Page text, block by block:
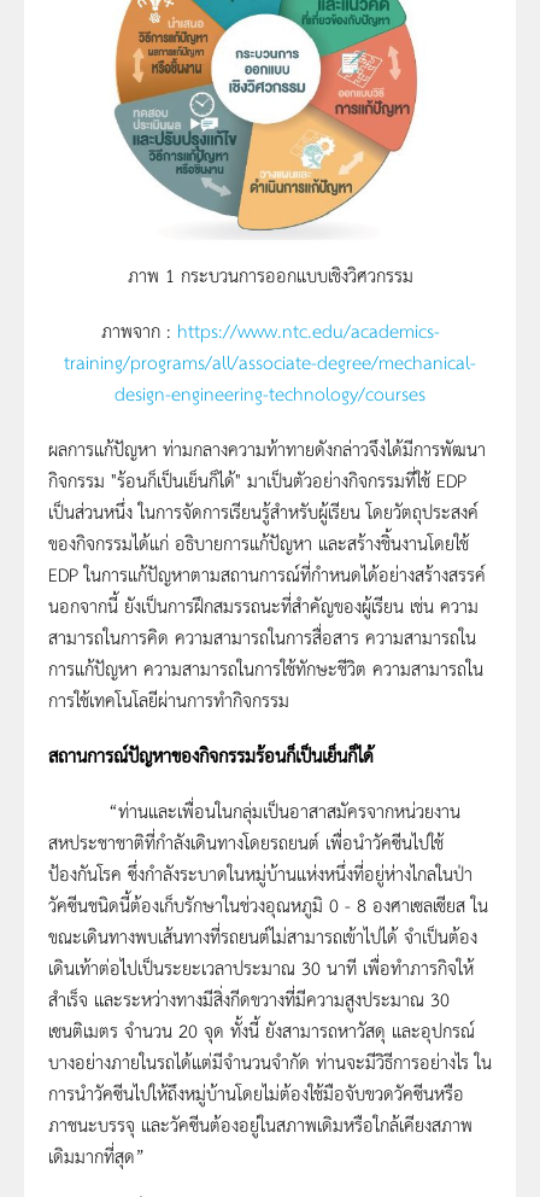
ภาพ 1 กระบวนการออกแบบเชิงวิศวกรรม
ภาพจาก : https://www.ntc.edu/academics-
training/programs/all/associate-degree/mechanical-
design-engineering-technology/courses
ผลการแก้ปัญหา ท่ามกลางความท้าทายดังกล่าวจึงได้มีการพัฒนา
กิจกรรม "ร้อนก็เป็นเย็นก็ได้" มาเป็นตัวอย่างกิจกรรมที่ใช้ EDP
เป็นส่วนหนึ่ง ในการจัดการเรียนรู้สำหรับผู้เรียน โดยวัตถุประสงค์
ของกิจกรรมได้แก่ อธิบายการแก้ปัญหา และสร้างชิ้นงานโดยใช้
EDP ในการแก้ปัญหาตามสถานการณ์ที่กำหนดได้อย่างสร้างสรรค์
นอกจากนี้ ยังเป็นการฝึกสมรรถนะที่สำคัญของผู้เรียน เช่น ความ
สามารถในการคิด ความสามารถในการสื่อสาร ความสามารถใน
การแก้ปัญหา ความสามารถในการใช้ทักษะชีวิต ความสามารถใน
การใช้เทคโนโลยีผ่านการทำกิจกรรม
สถานการณ์ปัญหาของกิจกรรมร้อนก็เป็นเย็นก็ได้
“ท่านและเพื่อนในกลุ่มเป็นอาสาสมัครจากหน่วยงาน
สหประชาชาติที่กำลังเดินทางโดยรถยนต์ เพื่อนำวัคซีนไปใช้
ป้องกันโรค ซึ่งกำลังระบาดในหมู่บ้านแห่งหนึ่งที่อยู่ห่างไกลในป่า
วัคซีนชนิดนี้ต้องเก็บรักษาในช่วงอุณหภูมิ 0 - 8 องศาเซลเซียส ใน
ขณะเดินทางพบเส้นทางที่รถยนต์ไม่สามารถเข้าไปได้ จำเป็นต้อง
เดินเท้าต่อไปเป็นระยะเวลาประมาณ 30 นาที เพื่อทำภารกิจให้
สำเร็จ และระหว่างทางมีสิ่งกีดขวางที่มีความสูงประมาณ 30
เซนติเมตร จำนวน 20 จุด ทั้งนี้ ยังสามารถหาวัสดุ และอุปกรณ์
บางอย่างภายในรถได้แต่มีจำนวนจำกัด ท่านจะมีวิธีการอย่างไร ใน
การนำวัคซีนไปให้ถึงหมู่บ้านโดยไม่ต้องใช้มือจับขวดวัคซีนหรือ
ภาชนะบรรจุ และวัคซีนต้องอยู่ในสภาพเดิมหรือใกล้เคียงสภาพ
เดิมมากที่สุด”